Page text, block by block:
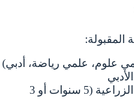
المقبولة:
علوم، علمي رياضة، أدبي)
الصناعية، التجارية، الزراعية (5 سنوات أو 3